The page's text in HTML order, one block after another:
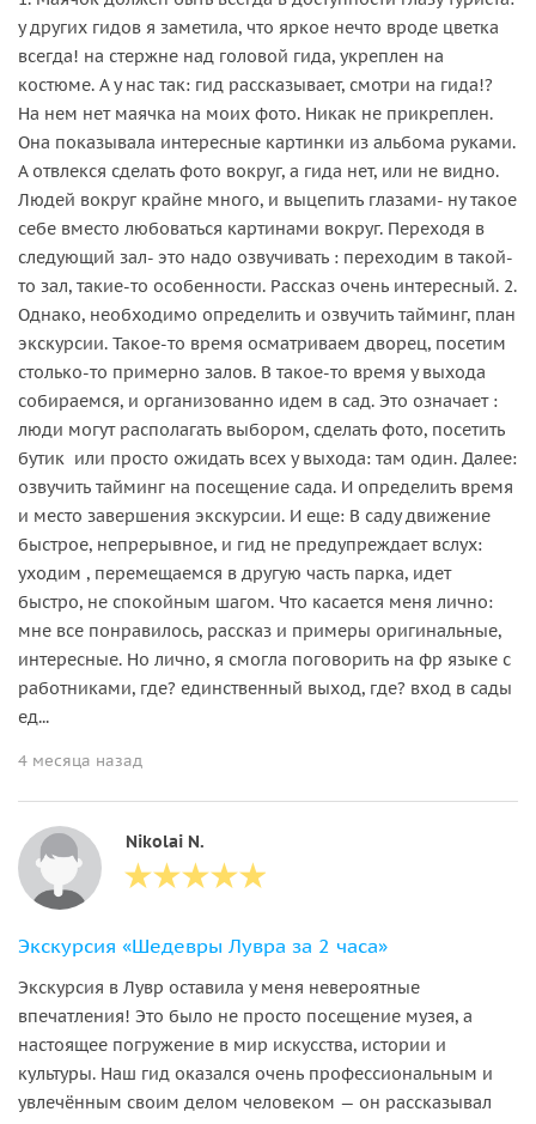
у других гидов я заметила, что яркое нечто вроде цветка
всегда! на стержне над головой гида, укреплен на
костюме. А у нас так: гид рассказывает, смотри на гида!?
На нем нет маячка на моих фото. Никак не прикреплен.
Она показывала интересные картинки из альбома руками.
А отвлекся сделать фото вокруг, а гида нет, или не видно.
Людей вокруг крайне много, и выцепить глазами- ну такое
себе вместо любоваться картинами вокруг. Переходя в
следующий зал- это надо озвучивать : переходим в такой-
то зал, такие-то особенности. Рассказ очень интересный. 2.
Однако, необходимо определить и озвучить тайминг, план
экскурсии. Такое-то время осматриваем дворец, посетим
столько-то примерно залов. В такое-то время у выхода
собираемся, и организованно идем в сад. Это означает :
люди могут располагать выбором, сделать фото, посетить
бутик или просто ожидать всех у выхода: там один. Далее:
озвучить тайминг на посещение сада. И определить время
и место завершения экскурсии. И еще: В саду движение
быстрое, непрерывное, и гид не предупреждает вслух:
уходим , перемещаемся в другую часть парка, идет
быстро, не спокойным шагом. Что касается меня лично:
мне все понравилось, рассказ и примеры оригинальные,
интересные. Но лично, я смогла поговорить на фр языке с
работниками, где? единственный выход, где? вход в сады
ед...
4 месяца назад
Nikolai N.
Экскурсия «Шедевры Лувра за 2 часа»
Экскурсия в Лувр оставила у меня невероятные
впечатления! Это было не просто посещение музея, а
настоящее погружение в мир искусства, истории и
культуры. Наш гид оказался очень профессиональным и
увлечённым своим делом человеком — он рассказывал